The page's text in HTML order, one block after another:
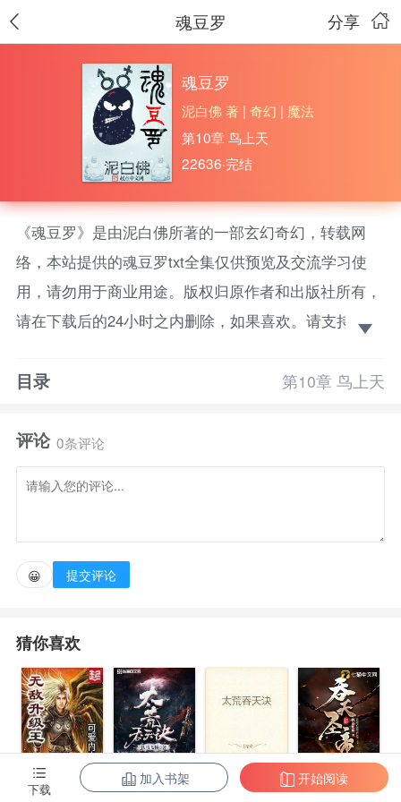
分享
魂豆罗
魂豆罗
泥白佛 著 | 奇幻 | 魔法
第10章 鸟上天
22636·完结
《魂豆罗》是由泥白佛所著的一部玄幻奇幻，转载网
络，本站提供的魂豆罗txt全集仅供预览及交流学习使
用，请勿用于商业用途。版权归原作者和出版社所有，
请在下载后的24小时之内删除，如果喜欢。请支持正
魂豆罗≠魂斗罗。魂豆罗=魂豆+罗。罗浩意外得到了
物王，还能供应美食和仙药，并开起了超级怪物工厂，
从而财源滚滚，成功铸梦，在这个纯真年代里，实现了
自己的彪悍人生。
目录 第10章 鸟上天
评论 0条评论
😀 提交评论
猜你喜欢
无敌升级王
柳无邪和徐凌
太荒吞天诀
吞天圣帝
下载
加入书架 开始阅读